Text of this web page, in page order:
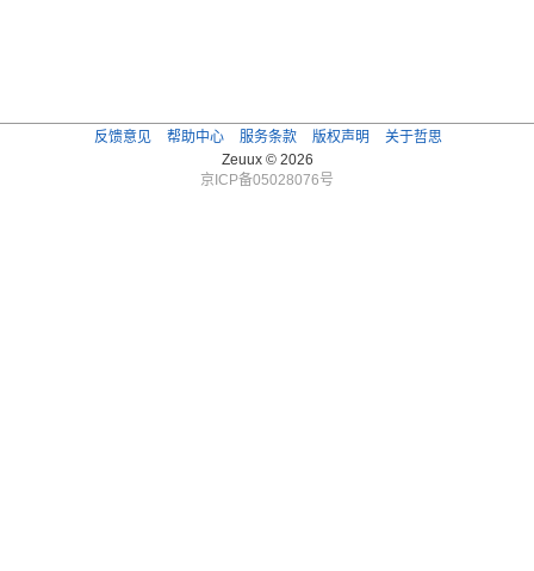
反馈意见 帮助中心 服务条款 版权声明
关于哲思
Zeuux © 2026
京ICP备05028076号